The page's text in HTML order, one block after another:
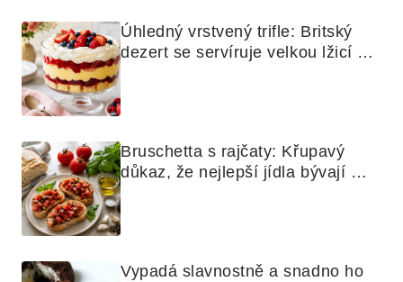
Úhledný vrstvený trifle: Britský
dezert se servíruje velkou lžicí
Bruschetta s rajčaty: Křupavý
důkaz, že nejlepší jídla bývají
Vypadá slavnostně a snadno ho